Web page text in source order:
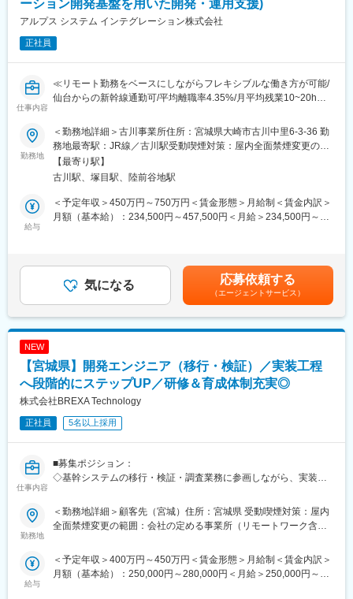
・残業は、月10～20時間程度です。
■当社について：
ー・アルプスアルパイン（株）の情報システム子会社です。設立
以来20年以上に渡り、アルプスグループで培った「ものづくり
DNA」を受け継ぐシステムインテグレーターとして、製造流通企
業向け業務システム、情報セキュリティ、ファームウェア開発、
AI・IoT、4つの事業を柱に、信頼性・品質の高い製品とサービス
を提供しています。SIでもあり、セキュリティソフトウェアを開
発するソフトウェアメーカーでもあり、安定した経営基盤の中で
ーション開発基盤を用いた開発・運用支援)
アルプス システム インテグレーション株式会社
正社員
仕事内容
≪リモート勤務をベースにしながらフレキシブルな働き方が可能/
仙台からの新幹線通勤可/平均離職率4.35%/月平均残業10~20h≫
■業務内容：
アルプスアルパイングループの一員として、製造業の現場を支え
るアプリケーション導入支援を通じて、ものづくりの未来を支え
る仕事です。顧客との折衝や企画活動にも携わり、技術力だけで
なくビジネス力も磨ける環境です。
ノーコードアプリケーション開発基盤
（SpaceFinder/SmartInovator）を用いたアプリケーション導入・
る事ができます。
■福利厚生面：
じて相談可/月の半分程度は在宅勤務になります)
・直近3年間の平均離職率4.35%
・社員食堂あり(一部社員食堂の無い拠点ついては食事手当支給)
・残業は、月10～20時間程度です。
にしながら、共に成長していきましょう。
グローバルに事業を展開する東証プライム上場の電子部品メーカ
ー・アルプスアルパイン（株）の情報システム子会社です。設立
業向け業務システム、情報セキュリティ、ファームウェア開発、
AI・IoT、4つの事業を柱に、信頼性・品質の高い製品とサービス
勤務地
＜勤務地詳細＞古川事業所住所：宮城県大崎市古川中里6-3-36 勤
務地最寄駅：JR線／古川駅受動喫煙対策：屋内全面禁煙変更の範
囲：会社の定める事業所（リモートワーク含む）
【最寄り駅】
古川駅、塚目駅、陸前谷地駅
給与
＜予定年収＞450万円～750万円＜賃金形態＞月給制＜賃金内訳＞
月額（基本給）：234,500円～457,500円＜月給＞234,500円～
下する可能性があります。月給(月額)は固定手当を含めた表記で
す。
気になる 応募依頼する
（エージェントサービス）
NEW
【宮城県】開発エンジニア（移行・検証）／実装工程
へ段階的にステップUP／研修＆育成体制充実◎
株式会社BREXA Technology
正社員 5名以上採用
仕事内容
■募集ポジション：
◇基幹システムの移行・検証・調査業務に参画しながら、実装ス
◇まずは移行・テスト・解析業務を担当し、教育制度をはじめと
する豊富な社内制度を活用しつつ実装工程へのステップアップを
目指します。
■想定業務：
勤務地
＜勤務地詳細＞顧客先（宮城）住所：宮城県 受動喫煙対策：屋内
全面禁煙変更の範囲：会社の定める事業所（リモートワーク含
給与
＜予定年収＞400万円～450万円＜賃金形態＞月給制＜賃金内訳＞
月額（基本給）：250,000円～280,000円＜月給＞250,000円～